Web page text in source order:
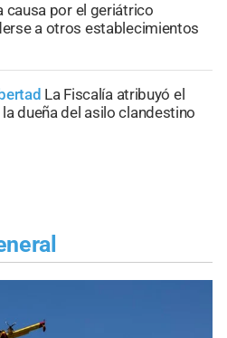
causa por el geriátrico
a otros establecimientos
La Fiscalía atribuyó el
dueña del asilo clandestino